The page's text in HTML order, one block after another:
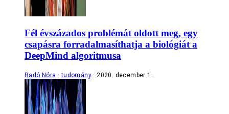
Fél évszázados problémát oldott meg, egy
csapásra forradalmasíthatja a biológiát a
DeepMind algoritmusa
Radó Nóra tudomány 2020. december 1.